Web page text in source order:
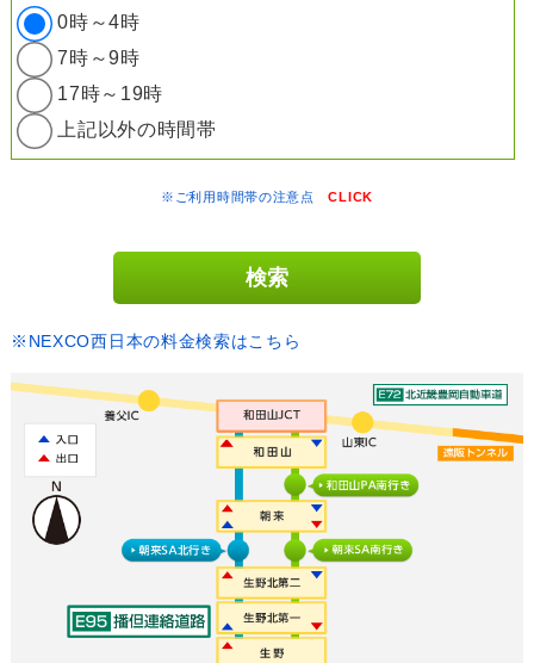
0時～4時
7時～9時
17時～19時
上記以外の時間帯
※ご利用時間帯の注意点CLICK
※NEXCO西日本の料金検索はこちら